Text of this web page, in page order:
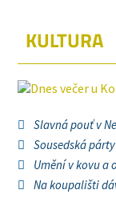
KULTURA
Slavná pouť v
Sousedská
Umění v kovu a
Na koupališti